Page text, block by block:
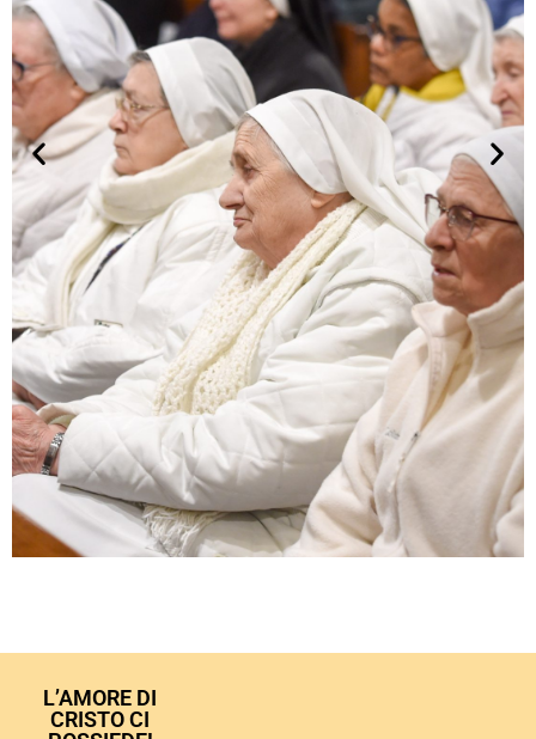
L’AMORE DI
CRISTO CI